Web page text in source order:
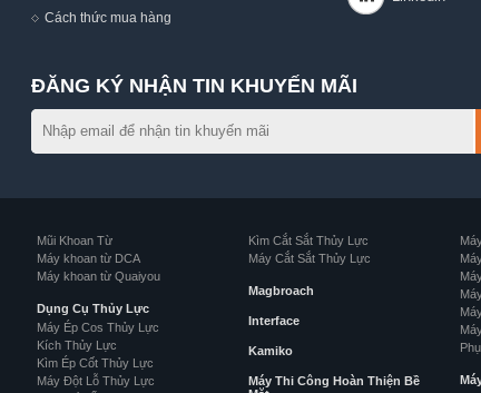
Cách thức mua hàng
ĐĂNG KÝ NHẬN TIN KHUYẾN MÃI
Mũi Khoan Từ
Máy khoan từ DCA
Máy khoan từ Quaiyou
Dụng Cụ Thủy Lực
Máy Ép Cos Thủy Lực
Kích Thủy Lực
Kìm Ép Cốt Thủy Lực
Máy Đột Lỗ Thủy Lực
Kìm Cắt Sắt Thủy Lực
Máy Cắt Sắt Thủy Lực
Magbroach
Interface
Kamiko
Máy Thi Công Hoàn Thiện Bề